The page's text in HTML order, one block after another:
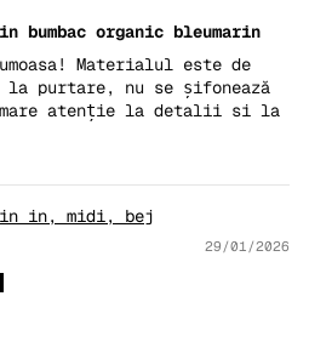
bumbac organic bleumarin
Materialul este de
purtare, nu se șifonează
atenție la detalii si la
in, midi, bej
29/01/2026